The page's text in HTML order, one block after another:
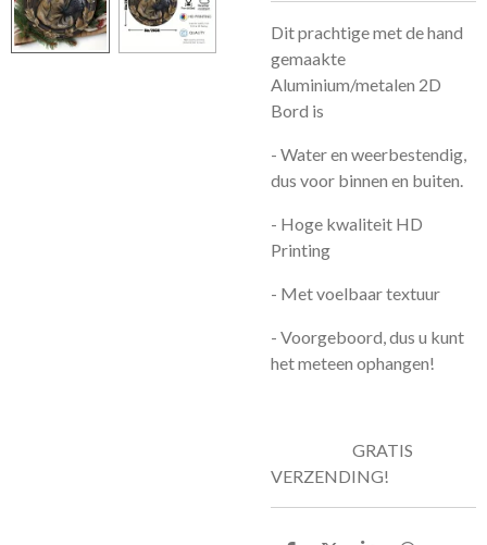
Dit prachtige met de hand
gemaakte
Aluminium/metalen 2D
Bord is
- Water en weerbestendig,
dus voor binnen en buiten.
- Hoge kwaliteit HD
Printing
- Met voelbaar textuur
- Voorgeboord, dus u kunt
het meteen ophangen!
GRATIS
VERZENDING!